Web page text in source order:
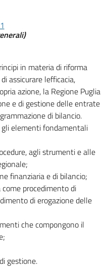
in materia di riforma
assicurare lefficacia,
azione, la Regione Puglia
e di gestione delle entrate
di bilancio.
elementi fondamentali
agli strumenti e alle
finanziaria e di bilancio;
procedimento di
di erogazione delle
che compongono il
gestione.